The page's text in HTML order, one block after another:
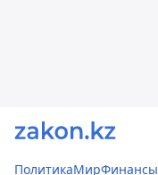
ПолитикаМирФинансы